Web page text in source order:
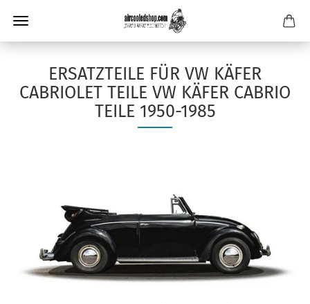
ERSATZTEILE FÜR VW KÄFER
CABRIOLET TEILE VW KÄFER CABRIO
TEILE 1950-1985